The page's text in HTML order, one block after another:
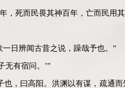
，死而民畏其神百年，亡而民用
日辨闻古昔之说，躁哉予也。”
无有宿问。’”
，曰高阳。洪渊以有谋，疏通